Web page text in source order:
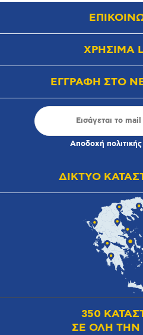
ΧΡΗΣΙΜΑ
ΕΓΓΡΑΦΗ ΣΤΟ
Αποδοχή
ΔΙΚΤΥΟ
350
ΣΕ ΟΛΗ